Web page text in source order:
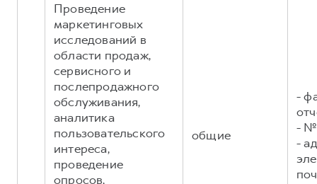
Проведение
маркетинговых
исследований в
области продаж,
сервисного и
послепродажного
обслуживания,
аналитика
пользовательского
интереса,
проведение
опросов,
общие
-
- №
-